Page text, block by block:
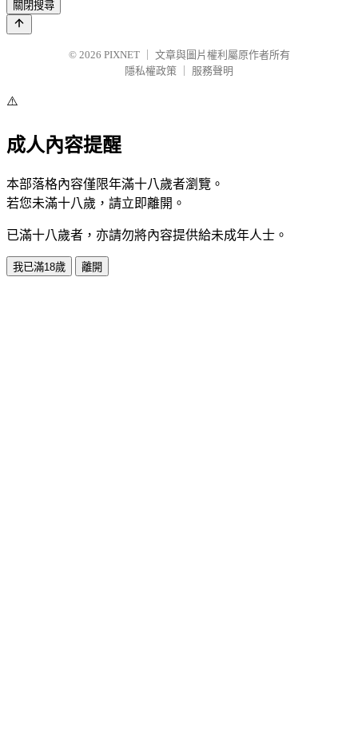
關閉搜尋
© 2026 PIXNET
文章與圖片權利屬原作者所有
隱私權政策
服務聲明
⚠️
成人內容提醒
本部落格內容僅限年滿十八歲者瀏覽。
若您未滿十八歲，請立即離開。
已滿十八歲者，亦請勿將內容提供給未成年人士。
我已滿18歲 離開